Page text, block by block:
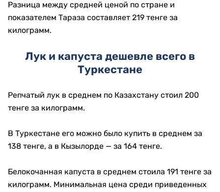
Разница между средней ценой по стране и
показателем Тараза составляет 219 тенге за
килограмм.
Лук и капуста дешевле всего в
Туркестане
Репчатый лук в среднем по Казахстану стоил 200
тенге за килограмм.
В Туркестане его можно было купить в среднем за
138 тенге, а в Кызылорде — за 164 тенге.
Белокочанная капуста в среднем стоила 191 тенге за
килограмм. Минимальная цена среди приведенных